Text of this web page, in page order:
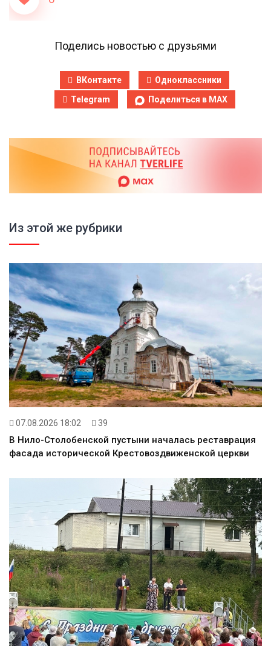
Поделись новостью с друзьями
ВКонтакте
Одноклассники
Telegram
Поделиться в MAX
Из этой же рубрики
07.08.2026 18:02 39
В Нило-Столобенской пустыни началась реставрация
фасада исторической Крестовоздвиженской церкви